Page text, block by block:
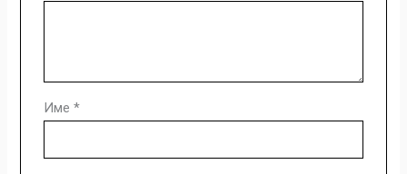
Име *